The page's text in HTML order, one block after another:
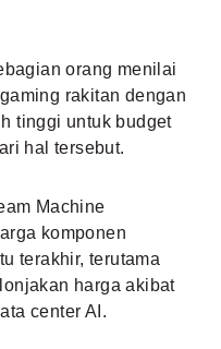
orang menilai
rakitan dengan
tinggi untuk budget
hal tersebut.
Machine
komponen
terakhir, terutama
harga akibat
center AI.